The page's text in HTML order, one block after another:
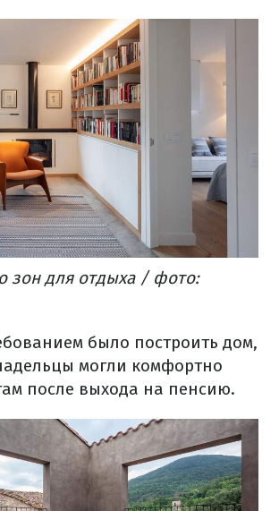
зон для отдыха / фото:
было построить дом,
могли комфортно
после выхода на пенсию.